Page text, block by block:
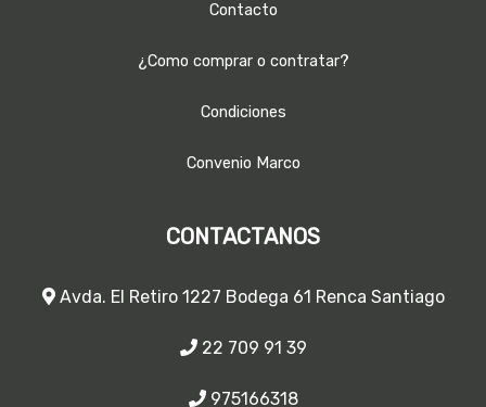
Contacto
¿Como comprar o contratar?
Condiciones
Convenio Marco
CONTACTANOS
Avda. El Retiro 1227 Bodega 61 Renca Santiago
22 709 91 39
975166318